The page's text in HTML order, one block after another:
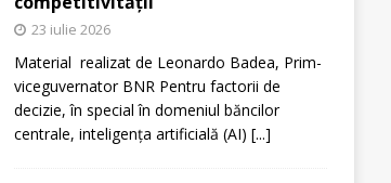
23 iulie 2026
Material realizat de Leonardo Badea, Prim-
viceguvernator BNR Pentru factorii de
decizie, în special în domeniul băncilor
centrale, inteligența artificială (AI) [...]